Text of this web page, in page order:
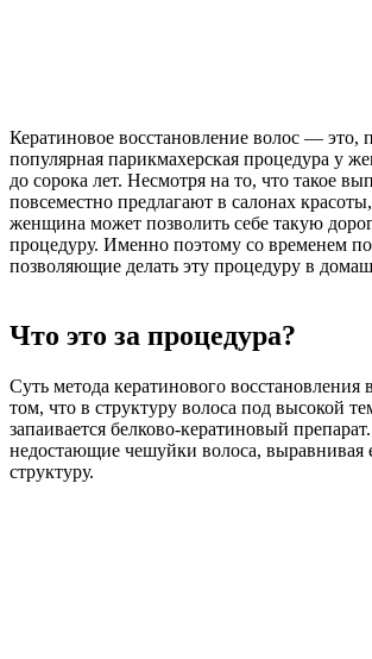
Кератиновое восстановление волос — это,
популярная парикмахерская процедура у
до сорока лет. Несмотря на то, что такое
повсеместно предлагают в салонах
женщина может позволить себе такую
процедуру. Именно поэтому со временем
позволяющие делать эту процедуру в
Что это за процедура?
Суть метода кератинового восстановления
том, что в структуру волоса под высокой
запаивается белково-кератиновый
недостающие чешуйки волоса, выравнивая
структуру.